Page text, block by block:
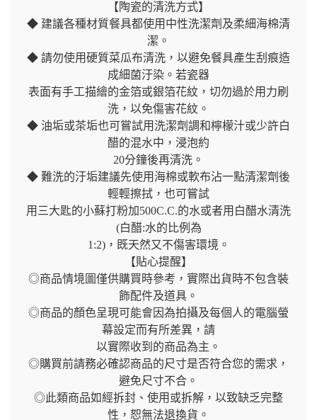
【陶瓷的清洗方式】
◆ 建議各種材質餐具都使用中性洗潔劑及柔細海棉清
潔。
◆ 請勿使用硬質菜瓜布清洗，以避免餐具產生刮痕造
成細菌汙染。若瓷器
表面有手工描繪的金箔或銀箔花紋，切勿過於用力刷
洗，以免傷害花紋。
◆ 油垢或茶垢也可嘗試用洗潔劑調和檸檬汁或少許白
醋的混水中，浸泡約
20分鐘後再清洗。
◆ 難洗的汙垢建議先使用海棉或軟布沾一點清潔劑後
輕輕擦拭，也可嘗試
用三大匙的小蘇打粉加500C.C.的水或者用白醋水清洗
(白醋:水的比例為
1:2)，既天然又不傷害環境。
【貼心提醒】
◎商品情境圖僅供購買時參考，實際出貨時不包含裝
飾配件及道具。
◎商品的顏色呈現可能會因為拍攝及每個人的電腦螢
幕設定而有所差異，請
以實際收到的商品為主。
◎購買前請務必確認商品的尺寸是否符合您的需求，
避免尺寸不合。
◎此類商品如經拆封、使用或拆解，以致缺乏完整
性，恕無法退換貨。